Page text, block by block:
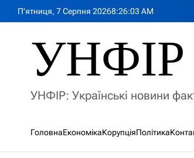
П’ятниця, 7 Серпня 20268:26:04 AM
УНФІР
УНФІР: Українські новини
ГоловнаЕкономікаКорупціяПолітика